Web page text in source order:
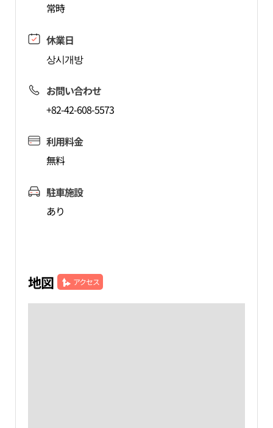
常時
休業日
상시개방
お問い合わせ
+82-42-608-5573
利用料金
無料
駐車施設
あり
地図 アクセス